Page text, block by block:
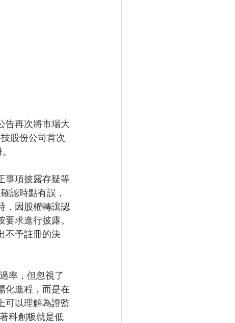
告再次將市場大
股份公司首次
事項披露存疑等
認時點有誤，
，因股權轉讓認
求進行披露。
不予註冊的決
率，但忽視了
化進程，而是在
可以理解為證監
科創板就是低